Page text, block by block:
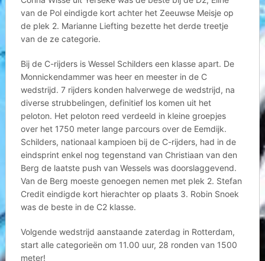
van de Pol eindigde kort achter het Zeeuwse Meisje op
de plek 2. Marianne Liefting bezette het derde treetje
van de ze categorie.
Bij de C-rijders is Wessel Schilders een klasse apart. De
Monnickendammer was heer en meester in de C
wedstrijd. 7 rijders konden halverwege de wedstrijd, na
diverse strubbelingen, definitief los komen uit het
peloton. Het peloton reed verdeeld in kleine groepjes
over het 1750 meter lange parcours over de Eemdijk.
Schilders, nationaal kampioen bij de C-rijders, had in de
eindsprint enkel nog tegenstand van Christiaan van den
Berg de laatste push van Wessels was doorslaggevend.
Van de Berg moeste genoegen nemen met plek 2. Stefan
Credit eindigde kort hierachter op plaats 3. Robin Snoek
was de beste in de C2 klasse.
Volgende wedstrijd aanstaande zaterdag in Rotterdam,
start alle categorieën om 11.00 uur, 28 ronden van 1500
meter!